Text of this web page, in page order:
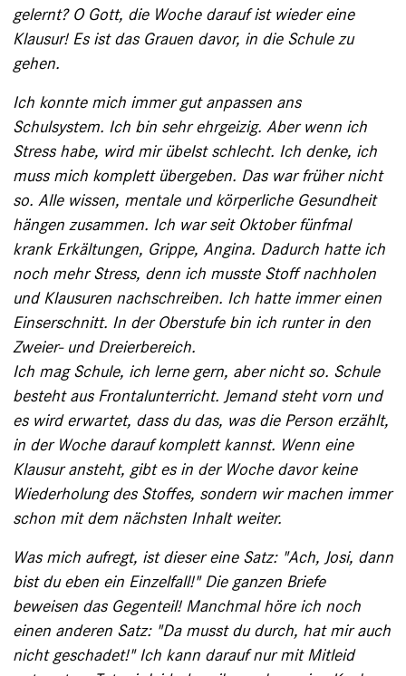
gelernt? O Gott, die Woche darauf ist wieder eine
Klausur! Es ist das Grauen davor, in die Schule zu
gehen.
Ich konnte mich immer gut anpassen ans
Schulsystem. Ich bin sehr ehrgeizig. Aber wenn ich
Stress habe, wird mir übelst schlecht. Ich denke, ich
muss mich komplett übergeben. Das war früher nicht
so. Alle wissen, mentale und körperliche Gesundheit
hängen zusammen. Ich war seit ­Oktober fünfmal
krank Erkältungen, Grippe, Angina. Dadurch hatte ich
noch mehr Stress, denn ich musste Stoff nachholen
und Klausuren nachschreiben. Ich hatte immer einen
Einserschnitt. In der Oberstufe bin ich runter in den
Zweier- und Dreierbereich.
Ich mag Schule, ich lerne gern, aber nicht so. Schule
besteht aus Frontalunterricht. Jemand steht vorn und
es wird erwartet, dass du das, was die Person erzählt,
in der Woche darauf komplett kannst. Wenn ­eine
Klausur ansteht, gibt es in der Woche davor keine
Wiederholung des Stoffes, sondern wir machen immer
schon mit dem nächsten Inhalt weiter.
Was mich aufregt, ist dieser eine Satz: "Ach, Josi, dann
bist du eben ein Einzelfall!" Die ganzen Briefe
beweisen das Gegenteil! Manchmal höre ich noch
einen anderen Satz: "Da musst du durch, hat mir auch
nicht ­geschadet!" Ich kann darauf nur mit Mitleid